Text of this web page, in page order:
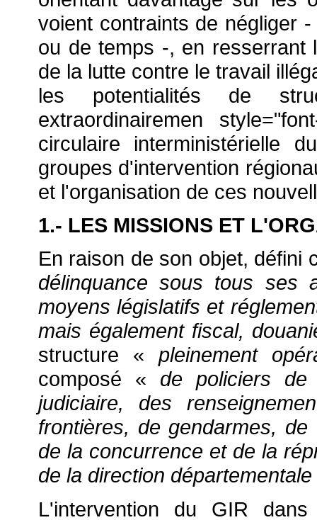
voient contraints de négliger
ou de temps -, en resserrant
de la lutte contre le travail
les potentialités de
extraordinairemen
circulaire interministérielle
groupes d'intervention
et l'organisation de ces
1.- LES MISSIONS ET
En raison de son objet, défini
délinquance sous tous ses
moyens législatifs et
mais également fiscal,
structure «pleinement
composé « de policiers
judiciaire, des
frontières, de gendarmes,
de la concurrence et de la
de la direction
L'intervention du GIR